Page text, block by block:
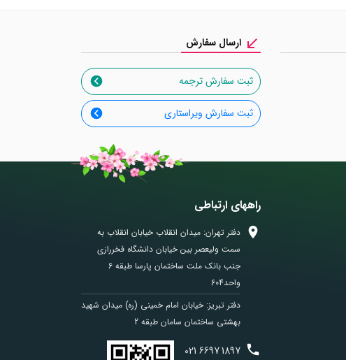
ارسال سفارش
ثبت سفارش ترجمه
ثبت سفارش ویراستاری
راههای ارتباطی
دفتر تهران: میدان انقلاب خیابان انقلاب به
سمت ولیعصر بین خیابان دانشگاه فخررازی
جنب بانک ملت ساختمان پارسا طبقه 6
واحد604
دفتر تبریز: خیابان امام خمینی (ره) میدان شهید
بهشتی ساختمان سامان طبقه 2
021 66971897